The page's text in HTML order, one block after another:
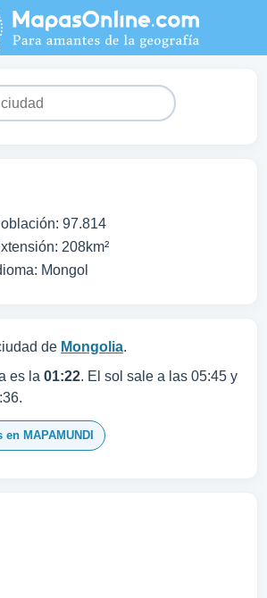
97.814
208km²
Mongol
de Mongolia.
es la 01:22. El sol sale a las 05:45 y
MAPAMUNDI